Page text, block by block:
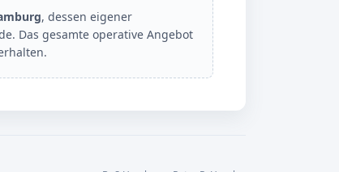
, dessen eigener
Das gesamte operative Angebot